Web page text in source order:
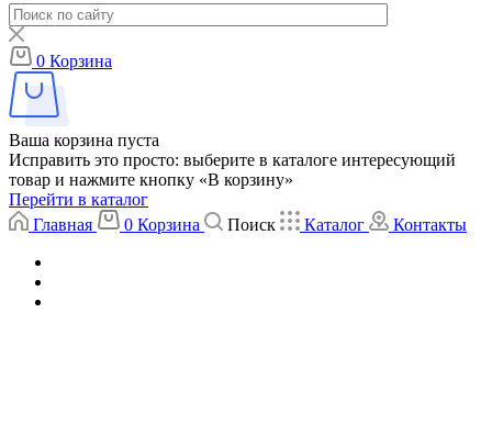
0 Корзина
Ваша корзина пуста
Исправить это просто: выберите в каталоге интересующий
товар и нажмите кнопку «В корзину»
Перейти в каталог
Главная
0 Корзина Поиск Каталог Контакты